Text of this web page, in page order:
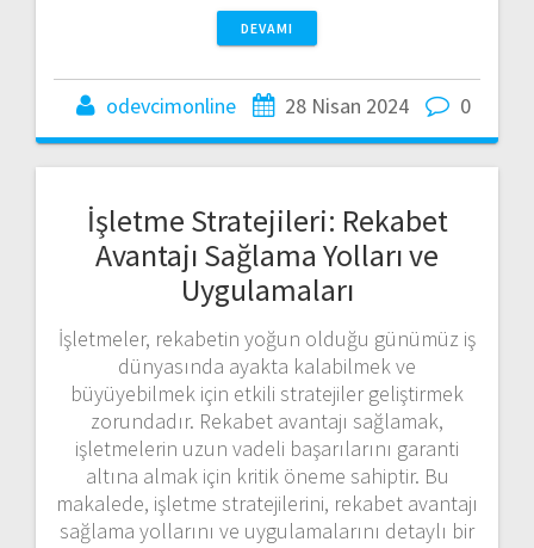
DEVAMI
odevcimonline 28 Nisan 2024 0
İşletme Stratejileri: Rekabet
Avantajı Sağlama Yolları ve
Uygulamaları
İşletmeler, rekabetin yoğun olduğu günümüz iş
dünyasında ayakta kalabilmek ve
büyüyebilmek için etkili stratejiler geliştirmek
zorundadır. Rekabet avantajı sağlamak,
işletmelerin uzun vadeli başarılarını garanti
altına almak için kritik öneme sahiptir. Bu
makalede, işletme stratejilerini, rekabet avantajı
sağlama yollarını ve uygulamalarını detaylı bir